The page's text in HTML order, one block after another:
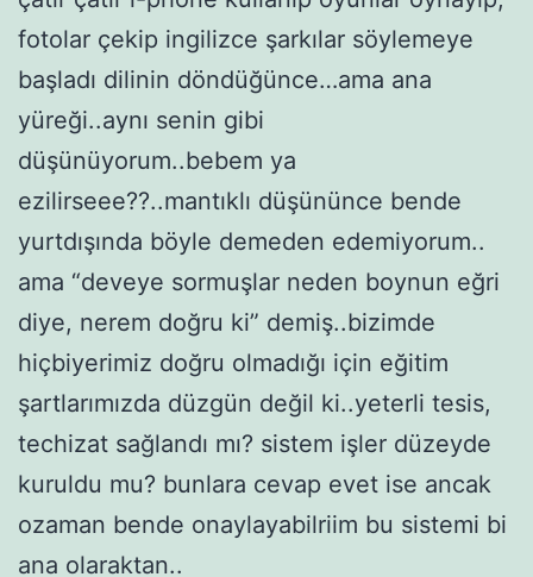
fotolar çekip ingilizce şarkılar söylemeye
başladı dilinin döndüğünce…ama ana
yüreği..aynı senin gibi
düşünüyorum..bebem ya
ezilirseee??..mantıklı düşününce bende
yurtdışında böyle demeden edemiyorum..
ama “deveye sormuşlar neden boynun eğri
diye, nerem doğru ki” demiş..bizimde
hiçbiyerimiz doğru olmadığı için eğitim
şartlarımızda düzgün değil ki..yeterli tesis,
techizat sağlandı mı? sistem işler düzeyde
kuruldu mu? bunlara cevap evet ise ancak
ozaman bende onaylayabilriim bu sistemi bi
ana olaraktan..